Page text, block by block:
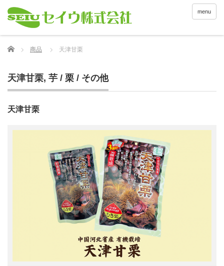
menu
Home 商品 天津甘栗
天津甘栗, 芋 / 栗 / その他
天津甘栗